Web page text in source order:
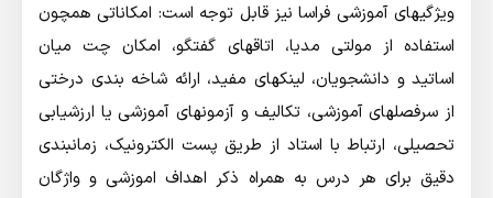
ویژگیهای آموزشی فراسا نیز قابل توجه است: امکاناتی همچون
استفاده از مولتی مدیا، اتاقهای گفتگو، امکان چت میان
اساتید و دانشجویان، لینکهای مفید، ارائه شاخه بندی درختی
از سرفصلهای آموزشی، تکالیف و آزمونهای آموزشی یا ارزشیابی
تحصیلی، ارتباط با استاد از طریق پست الکترونیک، زمانبندی
دقیق برای هر درس به همراه ذکر اهداف اموزشی و واژگان